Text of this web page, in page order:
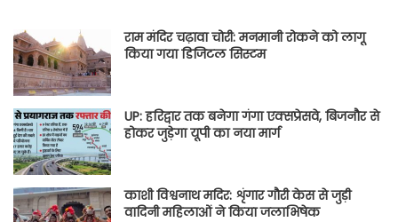
राम मंदिर चढ़ावा चोरी: मनमानी रोकने को लागू
किया गया डिजिटल सिस्टम
UP: हरिद्वार तक बनेगा गंगा एक्सप्रेसवे, बिजनौर से
होकर जुड़ेगा यूपी का नया मार्ग
काशी विश्वनाथ मदिर: शृंगार गौरी केस से जुड़ी
वादिनी महिलाओं ने किया जलाभिषेक